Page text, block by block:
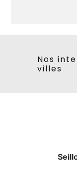
Nos
villes